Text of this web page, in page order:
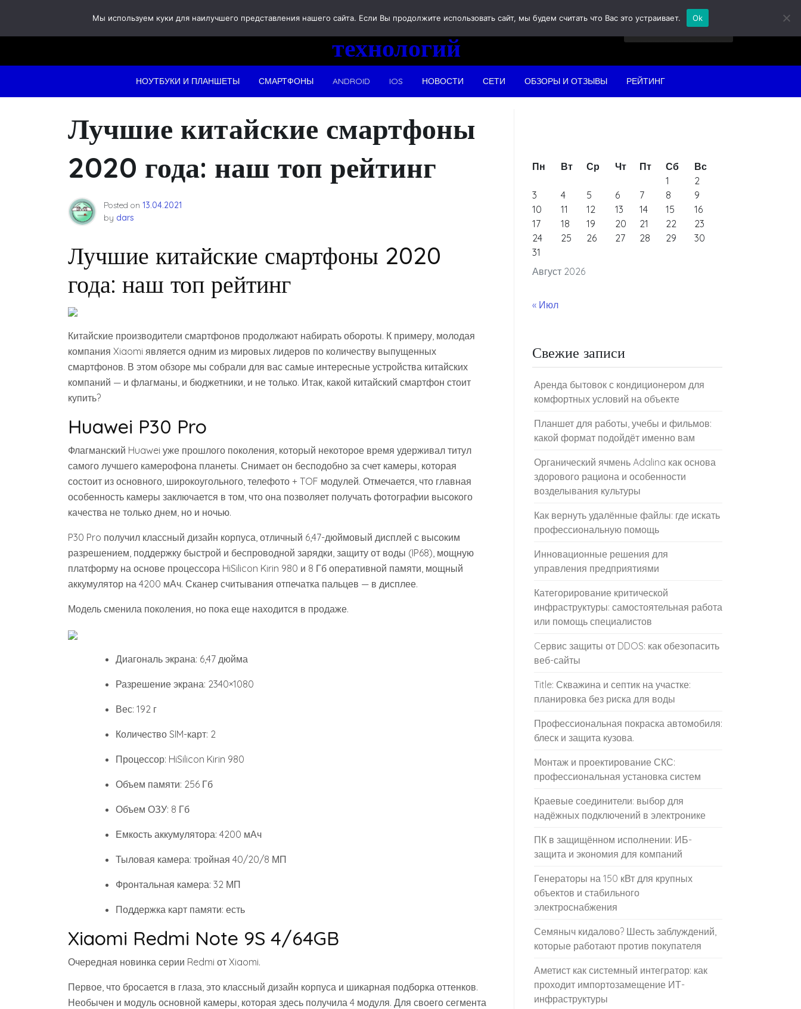
content
Новости
технологий
НОУТБУКИ И ПЛАНШЕТЫ СМАРТФОНЫ ANDROID IOS НОВОСТИ СЕТИ ОБЗОРЫ И ОТЗЫВЫ РЕЙТИНГ
Лучшие китайские смартфоны
2020 года: наш топ рейтинг
Posted on 13.04.2021
by dars
Лучшие китайские смартфоны 2020
года: наш топ рейтинг
Китайские производители смартфонов продолжают набирать обороты. К примеру, молодая
компания Xiaomi является одним из мировых лидеров по количеству выпущенных
смартфонов. В этом обзоре мы собрали для вас самые интересные устройства китайских
компаний — и флагманы, и бюджетники, и не только. Итак, какой китайский смартфон стоит
купить?
Huawei P30 Pro
Флагманский Huawei уже прошлого поколения, который некоторое время удерживал титул
самого лучшего камерофона планеты. Снимает он бесподобно за счет камеры, которая
состоит из основного, широкоугольного, телефото + TOF модулей. Отмечается, что главная
особенность камеры заключается в том, что она позволяет получать фотографии высокого
качества не только днем, но и ночью.
P30 Pro получил классный дизайн корпуса, отличный 6,47-дюймовый дисплей с высоким
разрешением, поддержку быстрой и беспроводной зарядки, защиту от воды (IP68), мощную
платформу на основе процессора HiSilicon Kirin 980 и 8 Гб оперативной памяти, мощный
аккумулятор на 4200 мАч. Сканер считывания отпечатка пальцев — в дисплее.
Модель сменила поколения, но пока еще находится в продаже.
Диагональ экрана: 6,47 дюйма
Разрешение экрана: 2340×1080
Вес: 192 г
Количество SIM-карт: 2
Процессор: HiSilicon Kirin 980
Объем памяти: 256 Гб
Объем ОЗУ: 8 Гб
Емкость аккумулятора: 4200 мАч
Тыловая камера: тройная 40/20/8 МП
Фронтальная камера: 32 МП
Поддержка карт памяти: есть
Xiaomi Redmi Note 9S 4/64GB
Очередная новинка серии Redmi от Xiaomi.
Первое, что бросается в глаза, это классный дизайн корпуса и шикарная подборка оттенков.
Необычен и модуль основной камеры, которая здесь получила 4 модуля. Для своего сегмента
Август 2026
Пн Вт Ср Чт Пт Сб
Вс
1
2
3
4 5 6 7 8
9
10
11 12 13 14 15
16
17
18 19 20 21 22
23
24
25 26 27 28 29
30
31
« Июл
Свежие записи
Аренда бытовок с кондиционером для
комфортных условий на объекте
Планшет для работы, учебы и фильмов:
какой формат подойдёт именно вам
Органический ячмень Adalina как основа
здорового рациона и особенности
возделывания культуры
Как вернуть удалённые файлы: где искать
профессиональную помощь
Инновационные решения для
управления предприятиями
Категорирование критической
инфраструктуры: самостоятельная работа
или помощь специалистов
Cервис защиты от DDOS: как обезопасить
веб-сайты
Title: Скважина и септик на участке:
планировка без риска для воды
Профессиональная покраска автомобиля:
блеск и защита кузова.
Монтаж и проектирование СКС:
профессиональная установка систем
Краевые соединители: выбор для
надёжных подключений в электронике
ПК в защищённом исполнении: ИБ-
защита и экономия для компаний
Генераторы на 150 кВт для крупных
объектов и стабильного
электроснабжения
Семяныч кидалово? Шесть заблуждений,
которые работают против покупателя
Аметист как системный интегратор: как
проходит импортозамещение ИТ-
инфраструктуры
Мы используем куки для наилучшего представления нашего сайта. Если Вы продолжите использовать сайт, мы будем считать что Вас это устраивает. Ok